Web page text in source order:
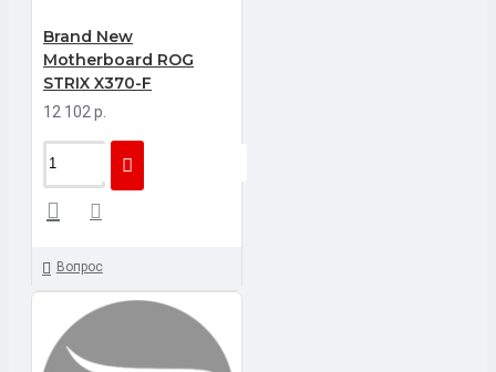
Brand New
Motherboard ROG
STRIX X370-F
12 102 р.
Вопрос